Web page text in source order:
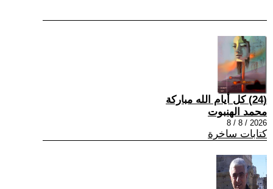
(24) كل أيام الله مباركة
محمد الهنبوت
2026 / 8 / 8
كتابات ساخرة